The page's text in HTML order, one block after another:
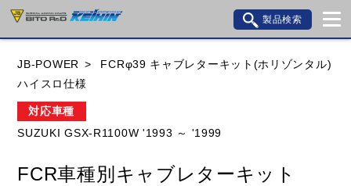
製品検索
車種検索
HONDA YAMAHA SUZUKI
KAWASAKI BMW DUCATI GILERA
JB-POWER
FCRφ39 キャブレターキット(ホリゾンタル)
ハイスロ仕様
対応車種
SUZUKI GSX-R1100W '1993 ～ '1999
FCR車種別キャブレターキット